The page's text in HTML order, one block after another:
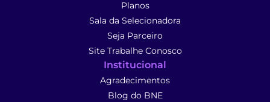
Planos
Sala da Selecionadora
Seja Parceiro
Site Trabalhe Conosco
Institucional
Agradecimentos
Blog do BNE